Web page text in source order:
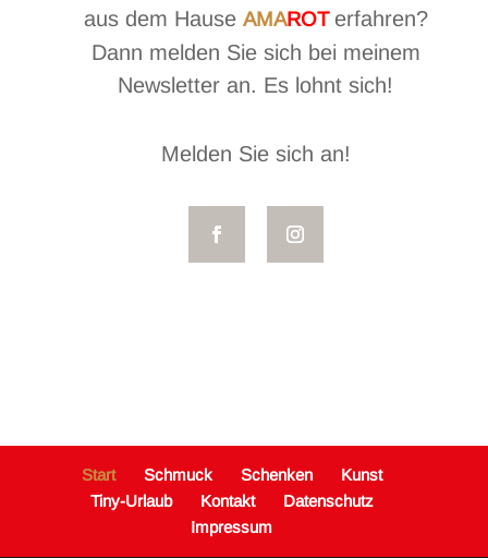
aus dem Hause AMAROT erfahren?
Dann melden Sie sich bei meinem
Newsletter an. Es lohnt sich!
Melden Sie sich an!
Start Schmuck Schenken
Kunst
Tiny-Urlaub
Kontakt
Datenschutz
Impressum